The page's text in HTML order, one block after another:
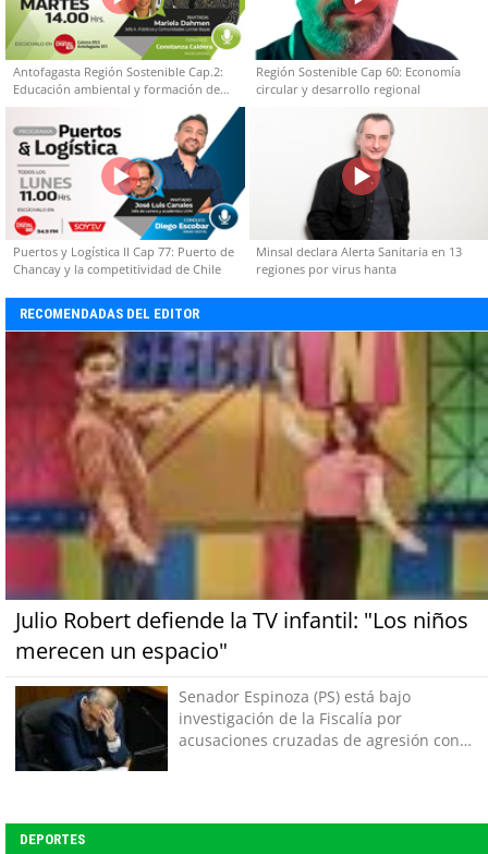
Antofagasta Región Sostenible Cap.2:
Educación ambiental y formación de
capacidades técnicas
Región Sostenible Cap 60: Economía
circular y desarrollo regional
Puertos y Logística II Cap 77: Puerto de
Chancay y la competitividad de Chile
Minsal declara Alerta Sanitaria en 13
regiones por virus hanta
RECOMENDADAS DEL EDITOR
Julio Robert defiende la TV infantil: "Los niños
merecen un espacio"
Senador Espinoza (PS) está bajo
investigación de la Fiscalía por
acusaciones cruzadas de agresión con
DEPORTES